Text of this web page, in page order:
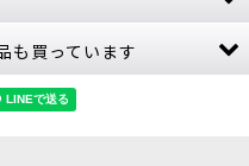
ーター・オヴ・カイン 日
も買っています